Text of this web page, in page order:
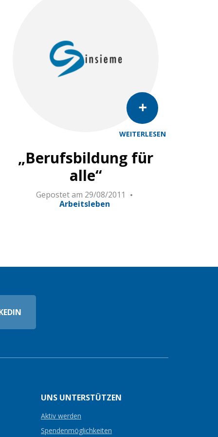
WEITERLESEN
„Berufsbildung für
alle“
Gepostet am 29/08/2011
Arbeitsleben
UNS UNTERSTÜTZEN
Aktiv werden
Spendenmöglichkeiten